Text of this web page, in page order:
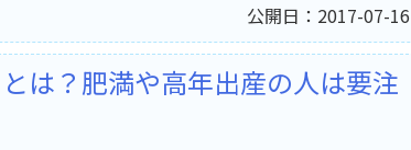
公開日：2017-07-16
は？肥満や高年出産の人は要注